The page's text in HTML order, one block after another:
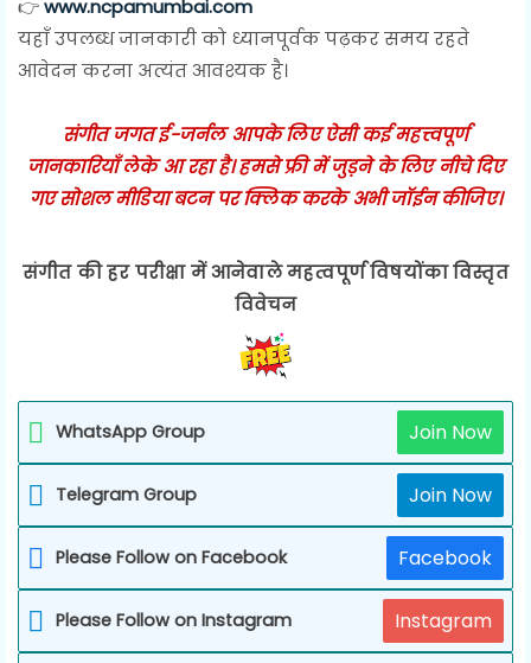
👉www.ncpamumbai.com
यहाँ उपलब्ध जानकारी को ध्यानपूर्वक पढ़कर समय रहते
आवेदन करना अत्यंत आवश्यक है।
संगीत जगत ई-जर्नल आपके लिए ऐसी कई महत्त्वपूर्ण
जानकारियाँ लेके आ रहा है। हमसे फ्री में जुड़ने के लिए नीचे दिए
गए सोशल मीडिया बटन पर क्लिक करके अभी जॉईन कीजिए।
संगीत की हर परीक्षा में आनेवाले महत्वपूर्ण विषयोंका विस्तृत
विवेचन
WhatsApp Group Join Now
Telegram Group Join Now
Please Follow on Facebook Facebook
Please Follow on Instagram Instagram